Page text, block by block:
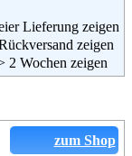
Lieferung zeigen
zeigen
2 Wochen zeigen
zum Shop